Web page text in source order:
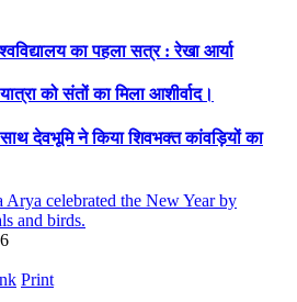
का पहला सत्र : रेखा आर्या
को संतों का मिला आशीर्वाद।
देवभूमि ने किया शिवभक्त कांवड़ियों का
Arya celebrated the New Year by
and birds.
Print